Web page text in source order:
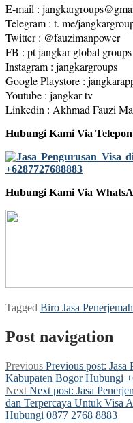
E-mail :
Telegram : t. me/
Twitter : @fauzimanpower
FB : pt jangkar global groups
Instagram : jangkargroups
Google Playstore :
Youtube : jangkar tv
Linkedin : Akhmad Fauzi
Hubungi Kami Via
Hubungi Kami Via
Tagged Biro Jasa
Post navigation
Previous Previous post: Jasa
Kabupaten Bogor Hubungi
Next Next post: Jasa
dan Terpercaya Untuk Visa
Hubungi 0877 2768 8883